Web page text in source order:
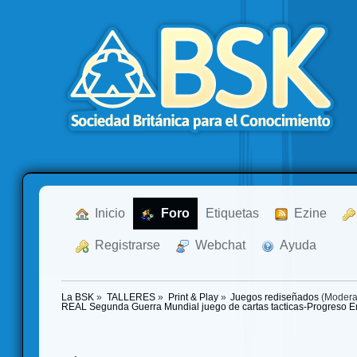
Inicio Foro Etiquetas Ezine
Registrarse Webchat Ayuda
La BSK » TALLERES» Print & Play» Juegos rediseñados
REAL Segunda Guerra Mundial juego de cartas tacticas-Progreso